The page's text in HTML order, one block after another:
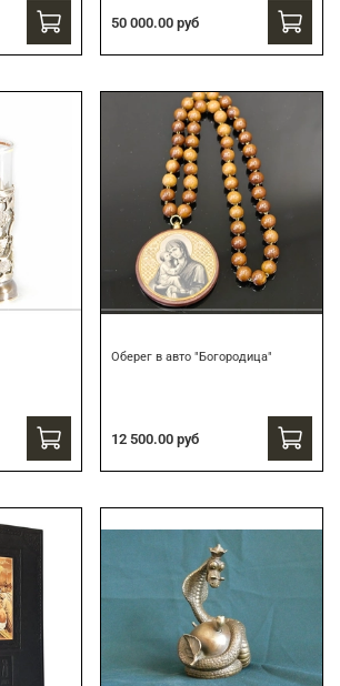
50 000.00 руб
Оберег в авто "Богородица"
12 500.00 руб